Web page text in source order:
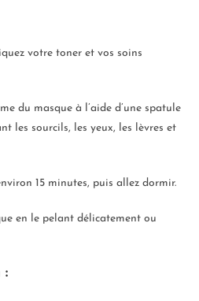
votre toner et vos soins
du masque à l’aide d’une spatule
les sourcils, les yeux, les lèvres et
15 minutes, puis allez dormir.
en le pelant délicatement ou
: